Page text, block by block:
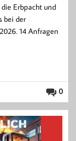
Erbpacht und
bei der
14 Anfragen
0